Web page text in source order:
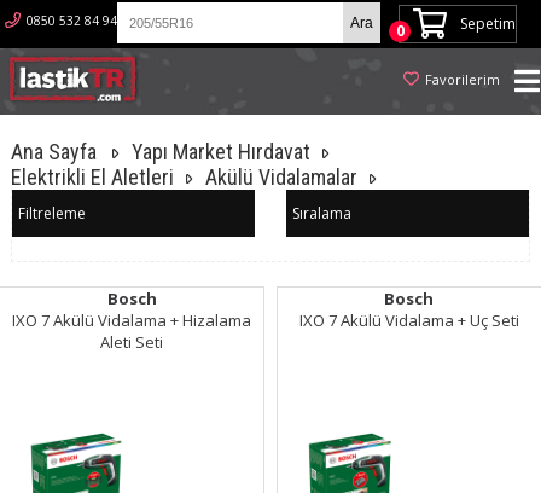
Sepetim
0
Favorilerim
0850 532 84 94
Ana Sayfa
Yapı Market Hırdavat
Elektrikli El Aletleri
Akülü Vidalamalar
Filtreleme Sıralama
Bosch
IXO 7 Akülü Vidalama + Hizalama
Aleti Seti
Bosch
IXO 7 Akülü Vidalama + Uç Seti